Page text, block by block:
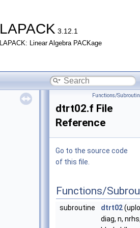
LAPACK 3.12.1
LAPACK: Linear Algebra PACKage
Functions/
dtrt02.f File
Reference
Go to the source code
of this file.
Functions/
subroutine dtrt02
diag, n,